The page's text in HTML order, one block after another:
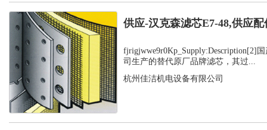
供应-汉克森滤芯E7-48,供应配
fjrigjwwe9r0Kp_Supply:Description[2]
司生产的替代原厂品牌滤芯，其过...
杭州佳洁机电设备有限公司